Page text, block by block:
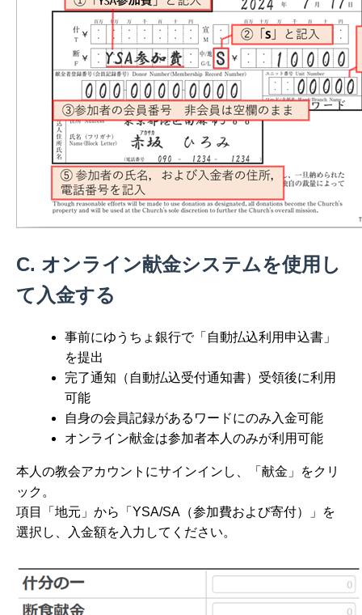
C. オンライン献金システムを使用し
て入金する
事前にゆうちょ銀行で「自動払込利用申込書」
を提出
完了通知（自動払込受付通知書）受領後に利用
可能
自身の会員記録があるワードにのみ入金可能
オンライン献金は参加者本人のみが利用可能
本人の教会アカウントにサインインし、「献金」をクリ
ック。
項目「地元」から「YSA/SA（参加費および寄付）」を
選択し、入金額を入力してください。